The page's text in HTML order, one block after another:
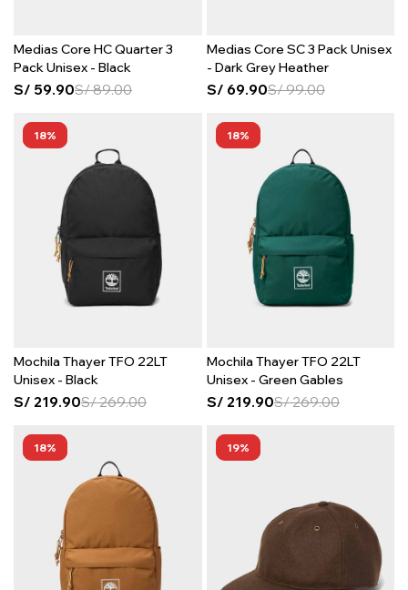
Medias Core HC Quarter 3
Pack Unisex - Black
S/ 59.90S/89.00
Medias Core SC 3 Pack Unisex
- Dark Grey Heather
S/ 69.90S/99.00
18
Mochila Thayer TFO 22LT
Unisex - Black
S/ 219.90S/269.00
18
Mochila Thayer TFO 22LT
Unisex - Green Gables
S/ 219.90S/269.00
18 19